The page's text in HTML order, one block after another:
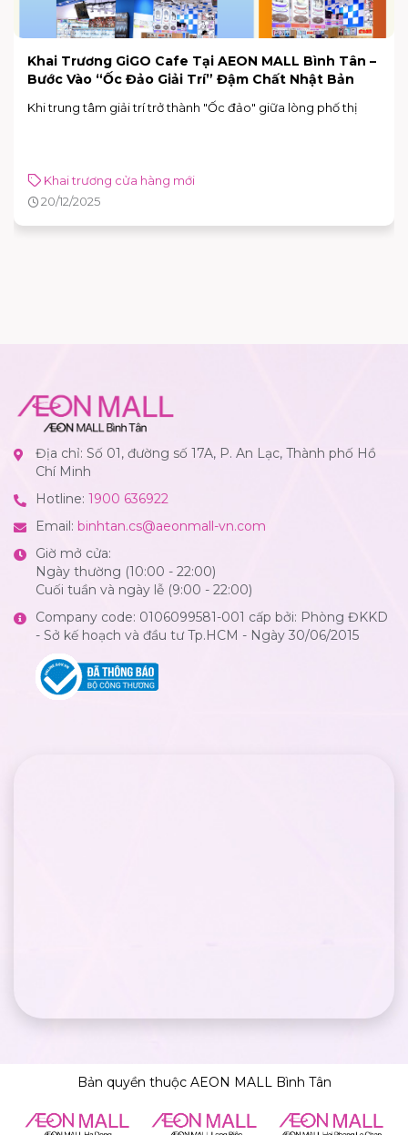
Khai Trương GiGO Cafe Tại AEON MALL Bình Tân –
Bước Vào “Ốc Đảo Giải Trí” Đậm Chất Nhật Bản
Khi trung tâm giải trí trở thành "Ốc đảo" giữa lòng phố thị
Khai trương cửa hàng mới
20/12/2025
Địa chỉ: Số 01, đường số 17A, P. An Lạc, Thành phố Hồ
Chí Minh
Hotline: 1900 636922
Email: binhtan.cs@aeonmall-vn.com
Giờ mở cửa:
Ngày thường (10:00 - 22:00)
Cuối tuần và ngày lễ (9:00 - 22:00)
Company code: 0106099581-001 cấp bởi: Phòng ĐKKD
- Sở kế hoạch và đầu tư Tp.HCM - Ngày 30/06/2015
Bản quyền thuộc AEON MALL Bình Tân